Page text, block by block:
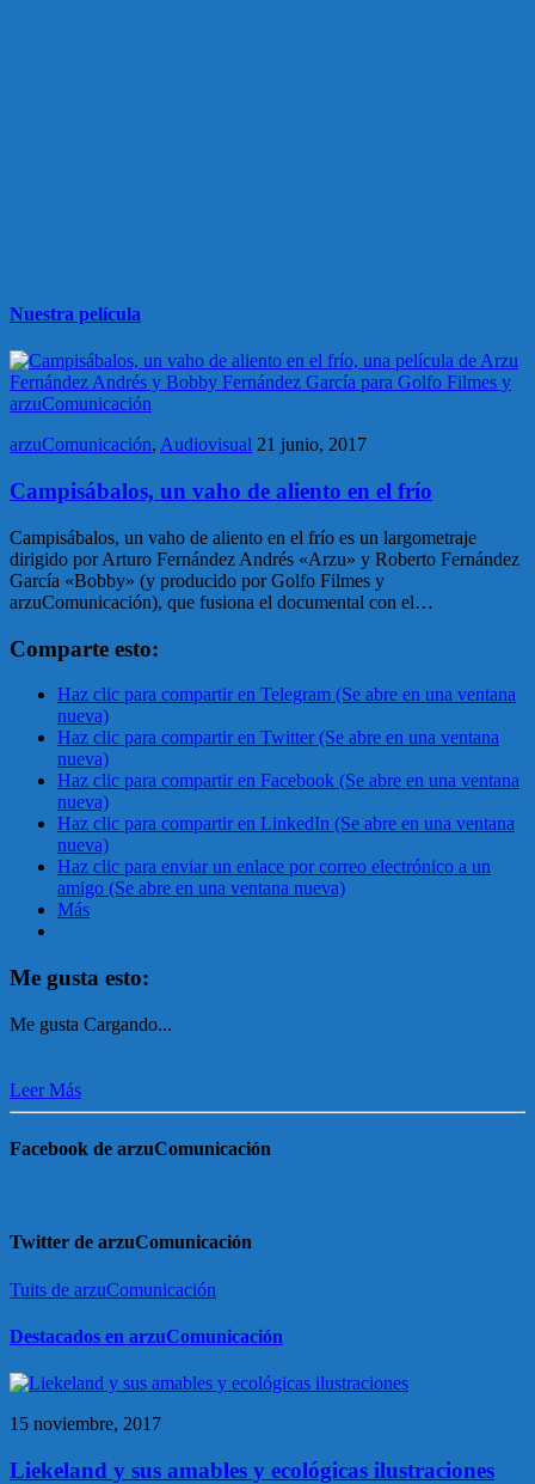
Nuestra película
arzuComunicación, Audiovisual 21 junio, 2017
Campisábalos, un vaho de aliento en el frío
Campisábalos, un vaho de aliento en el frío es un largometraje
dirigido por Arturo Fernández Andrés «Arzu» y Roberto Fernández
García «Bobby» (y producido por Golfo Filmes y
arzuComunicación), que fusiona el documental con el…
Comparte esto:
Haz clic para compartir en Telegram (Se abre en una ventana
nueva)
Haz clic para compartir en Twitter (Se abre en una ventana
nueva)
Haz clic para compartir en Facebook (Se abre en una ventana
nueva)
Haz clic para compartir en LinkedIn (Se abre en una ventana
nueva)
Haz clic para enviar un enlace por correo electrónico a un
amigo (Se abre en una ventana nueva)
Más
Me gusta esto:
Me gusta Cargando...
Leer Más
Facebook de arzuComunicación
Twitter de arzuComunicación
Tuits de arzuComunicación
Destacados en arzuComunicación
15 noviembre, 2017
Liekeland y sus amables y ecológicas ilustraciones